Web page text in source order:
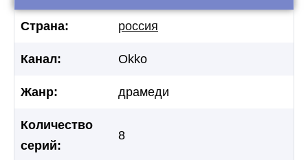
Страна: россия
Канал: Okko
Жанр: драмеди
Количество
серий:
8